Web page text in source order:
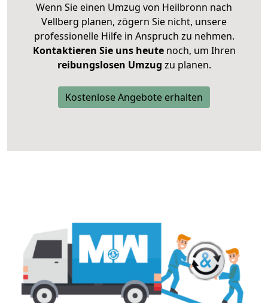
Wenn Sie einen Umzug von Heilbronn nach
Vellberg planen, zögern Sie nicht, unsere
professionelle Hilfe in Anspruch zu nehmen.
Kontaktieren Sie uns heutenoch, um Ihren
reibungslosen Umzug zu planen.
Kostenlose Angebote erhalten